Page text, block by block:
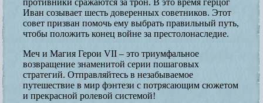
Иван созывает шесть доверенных советников. Этот
совет призван помочь ему выбрать правильный путь,
чтобы положить конец войне за престолонаследие.
Меч и Магия Герои VII – это триумфальное
возвращение знаменитой серии пошаговых
стратегий. Отправляйтесь в незабываемое
путешествие в мир фэнтези с потрясающим сюжетом
и прекрасной ролевой системой!